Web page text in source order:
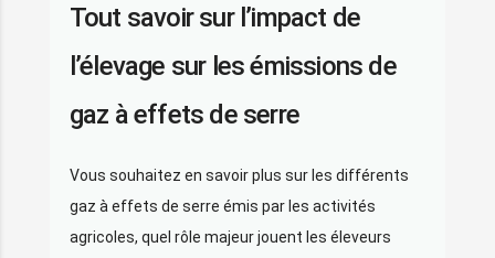
Tout savoir sur l’impact de
l’élevage sur les émissions de
gaz à effets de serre
Vous souhaitez en savoir plus sur les différents
gaz à effets de serre émis par les activités
agricoles, quel rôle majeur jouent les éleveurs